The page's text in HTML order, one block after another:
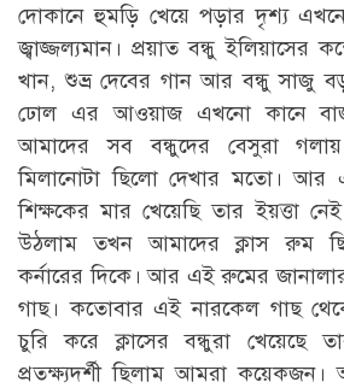
দোকানে হুমড়ি খেয়ে পড়ার দৃশ্য
জ্বাজ্জল্যমান। প্রয়াত বন্ধু ইলিয়াসের
খান, শুভ্র দেবের গান আর বন্ধু সাজু
ঢোল এর আওয়াজ এখনো কানে
আমাদের সব বন্ধুদের বেসুরা
মিলানোটা ছিলো দেখার মতো। আর
শিক্ষকের মার খেয়েছি তার ইয়ত্তা
উঠলাম তখন আমাদের ক্লাস রুম
কর্নারের দিকে। আর এই রুমের
গাছ। কতোবার এই নারকেল গাছ
চুরি করে ক্লাসের বন্ধুরা খেয়েছে
প্রতক্ষ্যদর্শী ছিলাম আমরা কয়েকজন।